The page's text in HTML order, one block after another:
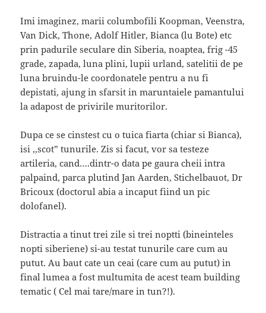
Imi imaginez, marii columbofili Koopman, Veenstra,
Van Dick, Thone, Adolf Hitler, Bianca (lu Bote) etc
prin padurile seculare din Siberia, noaptea, frig -45
grade, zapada, luna plini, lupii urland, satelitii de pe
luna bruindu-le coordonatele pentru a nu fi
depistati, ajung in sfarsit in maruntaiele pamantului
la adapost de privirile muritorilor.
Dupa ce se cinstest cu o tuica fiarta (chiar si Bianca),
isi ,,scot” tunurile. Zis si facut, vor sa testeze
artileria, cand….dintr-o data pe gaura cheii intra
palpaind, parca plutind Jan Aarden, Stichelbauot, Dr
Bricoux (doctorul abia a incaput fiind un pic
dolofanel).
Distractia a tinut trei zile si trei noptti (bineinteles
nopti siberiene) si-au testat tunurile care cum au
putut. Au baut cate un ceai (care cum au putut) in
final lumea a fost multumita de acest team building
tematic ( Cel mai tare/mare in tun?!).